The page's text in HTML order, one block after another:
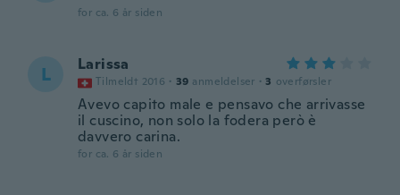
for ca. 6 år siden
L Larissa
Tilmeldt 2016 · 39 anmeldelser · 3 overførsler
Avevo capito male e pensavo che arrivasse
il cuscino, non solo la fodera però è
davvero carina.
for ca. 6 år siden